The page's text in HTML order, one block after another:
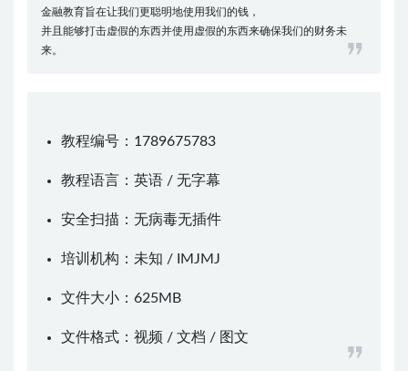
金融教育旨在让我们更聪明地使用我们的钱，
并且能够打击虚假的东西并使用虚假的东西来确保我们的财务未
来。
教程编号：1789675783
教程语言：英语 / 无字幕
安全扫描：无病毒无插件
培训机构：未知 / IMJMJ
文件大小：625MB
文件格式：视频 / 文档 / 图文